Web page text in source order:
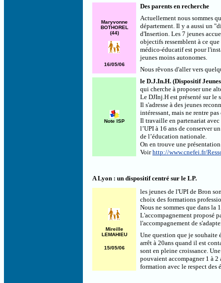
Maryvonne
BOTHOREL
(44)
16/05/06
Des parents en recherche
Actuellement nous sommes
département. Il y a aussi un
d'Insertion. Les 7 jeunes
objectifs ressemblent à ce
médico-éducatif est pour
jeunes moins autonomes.
Nous rêvons d'aller vers
Note ISP
le D.J.In.H. (Dispositif
qui cherche à proposer une
Le DJInj.H est présenté sur le
Il s'adresse à des jeunes
intéressant, mais ne rentre
Il travaille en partenariat
l’UPI à 16 ans de conserver
de l’éducation nationale.
On en trouve une
Voirhttp://www.cnefei.fr/
A Lyon : un dispositif centré sur le LP.
Mireille
LEMAHIEU
15/05/06
les jeunes de l'UPI de Bron
choix des formations
Nous ne sommes que dans la
L'accompagnement proposé
l'accompagnement de
Une question que je souhaite
arrêt à 20ans quand il est
sont en pleine croissance.
pouvaient accompagner 1 à
formation avec le respect des